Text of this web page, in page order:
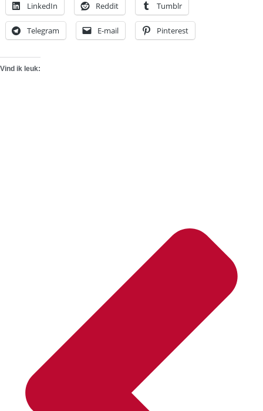
LinkedIn Reddit Tumblr
Telegram E-mail Pinterest
Vind ik leuk: